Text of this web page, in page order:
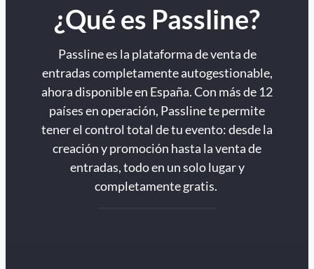
¿Qué es Passline?
Passline es la plataforma de venta de
entradas completamente autogestionable,
ahora disponible en España. Con más de 12
países en operación, Passline te permite
tener el control total de tu evento: desde la
creación y promoción hasta la venta de
entradas, todo en un solo lugar y
completamente gratis.